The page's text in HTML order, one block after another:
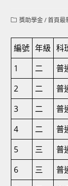
Post獎助學金 / 首頁最
編號 年級 科
1
二 普
2
二 普
3
二 普
4
二 普
5
三 普
6
三 普